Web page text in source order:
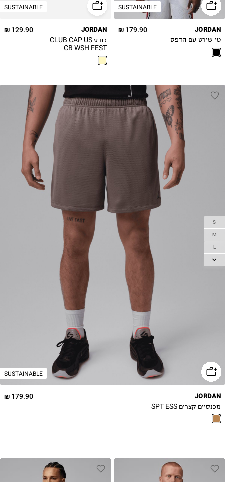
SUSTAINABLE
179.90 ₪ JORDAN
טי שירט עם הדפס
SUSTAINABLE
129.90 ₪ JORDAN
כובע CLUB CAP US
CB WSH FEST
SUSTAINABLE
S
M
L
XL
179.90 ₪ JORDAN
מכנסיים קצרים SPT ESS